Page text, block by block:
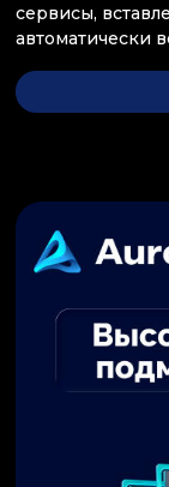
сервисы,
автоматически